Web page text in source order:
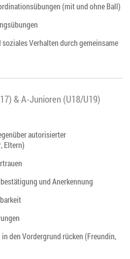
(mit und ohne Ball)
Verhalten durch gemeinsame
& A-Junioren (U18/U19)
autorisierter
Eltern)
und Anerkennung
den Vordergrund rücken (Freundin,